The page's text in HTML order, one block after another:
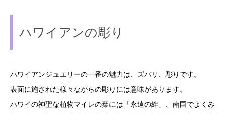
ハワイアンの彫り
ハワイアンジュエリーの一番の魅力は、ズバリ、彫りです。
表面に施された様々ながらの彫りには意味があります。
ハワイの神聖な植物マイレの葉には「永遠の絆」、南国でよくみ